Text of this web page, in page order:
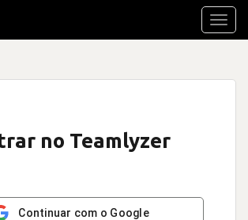
no Teamlyzer
Continuar com o Google